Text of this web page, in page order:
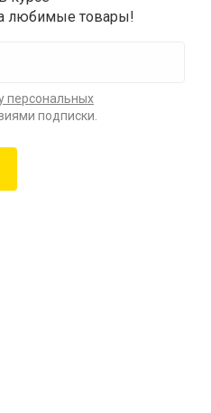
любимые товары!
персональных
подписки.